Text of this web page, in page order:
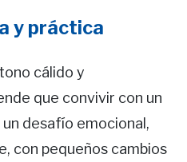
y práctica
cálido y
que convivir con un
desafío emocional,
con pequeños cambios